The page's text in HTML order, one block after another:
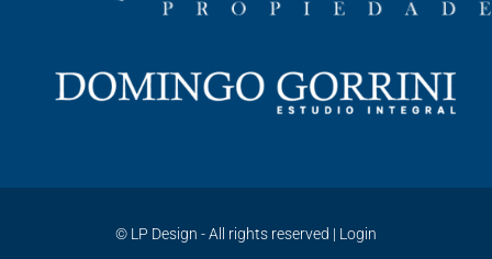
© LP Design - All rights reserved | Login